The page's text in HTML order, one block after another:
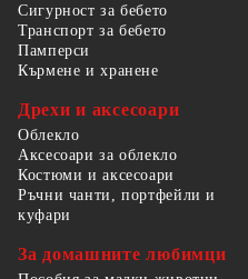
Сигурност за бебето
Транспорт за бебето
Памперси
Кърмене и хранене
Дрехи и аксесоари
Облекло
Аксесоари за облекло
Костюми и аксесоари
Ръчни чанти, портфейли и
куфари
За домашните любимци